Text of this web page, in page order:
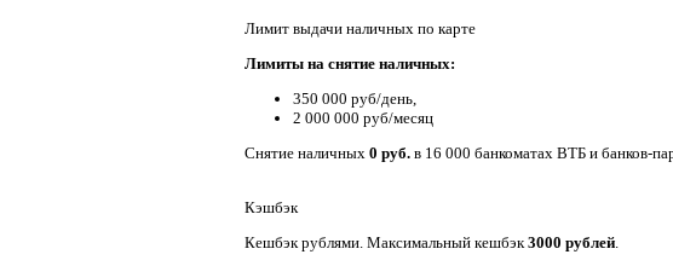
Лимит выдачи наличных по карте
Лимиты на снятие наличных:
350 000 руб/день,
2 000 000 руб/месяц
Снятие наличных 0 руб. в 16 000 банкоматах ВТБ и банков-
Кэшбэк
Кешбэк рублями. Максимальный кешбэк 3000 рублей